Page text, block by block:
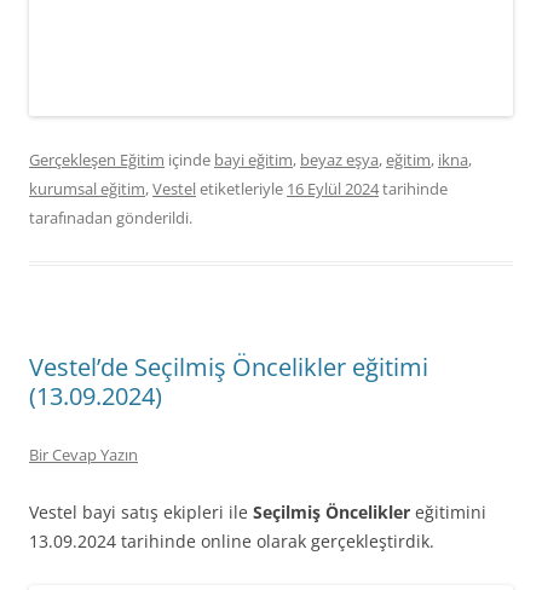
Gerçekleşen Eğitim içinde bayi eğitim, beyaz eşya,eğitim, ikna,
kurumsal eğitim,Vesteletiketleriyle 16 Eylül 2024tarihinde
tarafınadan gönderildi.
Vestel’de Seçilmiş Öncelikler eğitimi
(13.09.2024)
Bir Cevap Yazın
Vestel bayi satış ekipleri ile Seçilmiş Öncelikler eğitimini
13.09.2024 tarihinde online olarak gerçekleştirdik.